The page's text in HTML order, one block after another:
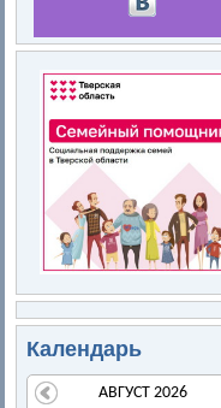
Календарь
АВГУСТ 2026